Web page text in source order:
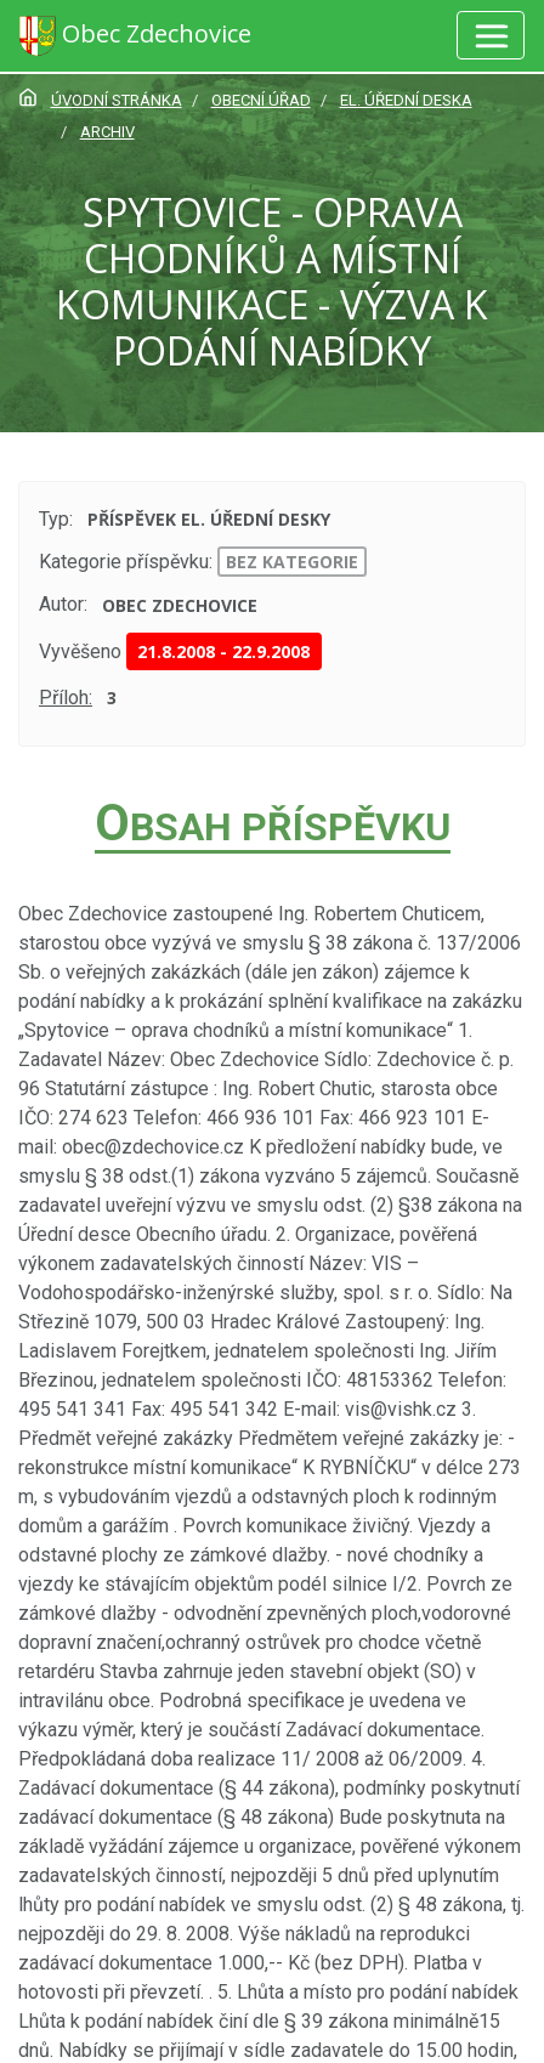
Obec Zdechovice
ÚVODNÍ STRÁNKA OBECNÍ ÚŘAD
EL. ÚŘEDNÍ DESKA
ARCHIV
SPYTOVICE - OPRAVA
CHODNÍKŮ A MÍSTNÍ
KOMUNIKACE - VÝZVA K
PODÁNÍ NABÍDKY
Typ:
PŘÍSPĚVEK EL. ÚŘEDNÍ DESKY
Kategorie příspěvku:
BEZ KATEGORIE
Autor:
OBEC ZDECHOVICE
Vyvěšeno 21.8.2008 - 22.9.2008
Příloh: 3
OBSAH PŘÍSPĚVKU
Obec Zdechovice zastoupené Ing. Robertem Chuticem,
starostou obce vyzývá ve smyslu § 38 zákona č. 137/2006
Sb. o veřejných zakázkách (dále jen zákon) zájemce k
podání nabídky a k prokázání splnění kvalifikace na zakázku
„Spytovice – oprava chodníků a místní komunikace“ 1.
Zadavatel Název: Obec Zdechovice Sídlo: Zdechovice č. p.
96 Statutární zástupce : Ing. Robert Chutic, starosta obce
IČO: 274 623 Telefon: 466 936 101 Fax: 466 923 101 E-
mail: obec@zdechovice.cz K předložení nabídky bude, ve
smyslu § 38 odst.(1) zákona vyzváno 5 zájemců. Současně
zadavatel uveřejní výzvu ve smyslu odst. (2) §38 zákona na
Úřední desce Obecního úřadu. 2. Organizace, pověřená
výkonem zadavatelských činností Název: VIS –
Vodohospodářsko-inženýrské služby, spol. s r. o. Sídlo: Na
Střezině 1079, 500 03 Hradec Králové Zastoupený: Ing.
Ladislavem Forejtkem, jednatelem společnosti Ing. Jiřím
Březinou, jednatelem společnosti IČO: 48153362 Telefon:
495 541 341 Fax: 495 541 342 E-mail: vis@vishk.cz 3.
Předmět veřejné zakázky Předmětem veřejné zakázky je: -
rekonstrukce místní komunikace“ K RYBNÍČKU“ v délce 273
m, s vybudováním vjezdů a odstavných ploch k rodinným
domům a garážím . Povrch komunikace živičný. Vjezdy a
odstavné plochy ze zámkové dlažby. - nové chodníky a
vjezdy ke stávajícím objektům podél silnice I/2. Povrch ze
zámkové dlažby - odvodnění zpevněných ploch,vodorovné
dopravní značení,ochranný ostrůvek pro chodce včetně
retardéru Stavba zahrnuje jeden stavební objekt (SO) v
intravilánu obce. Podrobná specifikace je uvedena ve
výkazu výměr, který je součástí Zadávací dokumentace.
Předpokládaná doba realizace 11/ 2008 až 06/2009. 4.
Zadávací dokumentace (§ 44 zákona), podmínky poskytnutí
zadávací dokumentace (§ 48 zákona) Bude poskytnuta na
základě vyžádání zájemce u organizace, pověřené výkonem
zadavatelských činností, nejpozději 5 dnů před uplynutím
lhůty pro podání nabídek ve smyslu odst. (2) § 48 zákona, tj.
nejpozději do 29. 8. 2008. Výše nákladů na reprodukci
zadávací dokumentace 1.000,-- Kč (bez DPH). Platba v
hotovosti při převzetí. . 5. Lhůta a místo pro podání nabídek
Lhůta k podání nabídek činí dle § 39 zákona minimálně15
dnů. Nabídky se přijímají v sídle zadavatele do 15.00 hodin,